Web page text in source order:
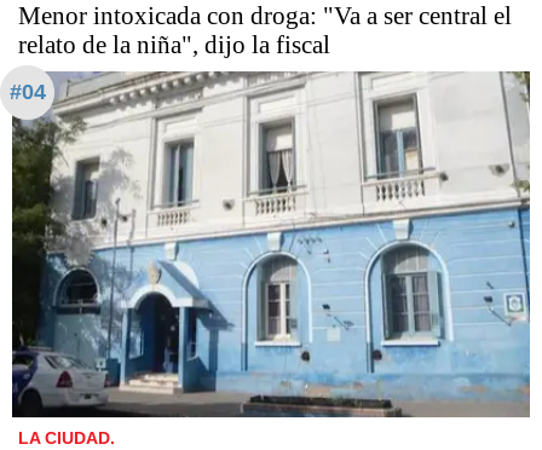
Menor intoxicada con droga: "Va a ser central el
relato de la niña", dijo la fiscal
#04
LA CIUDAD.